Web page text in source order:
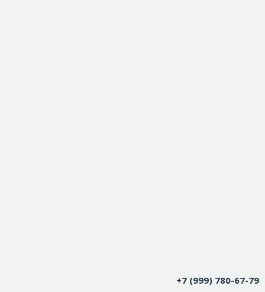
+7 (999) 780-67-79